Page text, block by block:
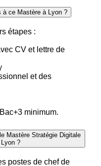
à ce Mastère à Lyon ?
étapes :
CV et lettre de
et des
minimum.
Mastère Stratégie Digitale
?
postes de chef de